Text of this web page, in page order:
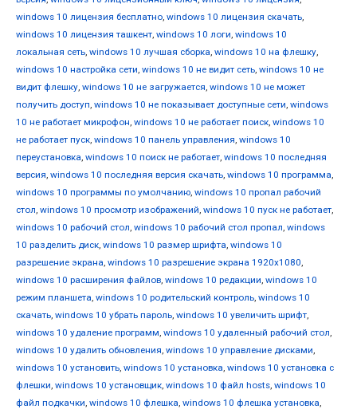
windows 10 лицензия бесплатно, windows 10 лицензия скачать,
windows 10 лицензия ташкент, windows 10 логи, windows 10
локальная сеть, windows 10 лучшая сборка, windows 10 на флешку,
windows 10 настройка сети, windows 10 не видит сеть, windows 10 не
видит флешку, windows 10 не загружается, windows 10 не может
получить доступ, windows 10 не показывает доступные сети, windows
10 не работает микрофон, windows 10 не работает поиск, windows 10
не работает пуск, windows 10 панель управления, windows 10
переустановка, windows 10 поиск не работает, windows 10 последняя
версия, windows 10 последняя версия скачать, windows 10 программа,
windows 10 программы по умолчанию, windows 10 пропал рабочий
стол, windows 10 просмотр изображений, windows 10 пуск не работает,
windows 10 рабочий стол, windows 10 рабочий стол пропал, windows
10 разделить диск, windows 10 размер шрифта, windows 10
разрешение экрана, windows 10 разрешение экрана 1920x1080,
windows 10 расширения файлов, windows 10 редакции, windows 10
режим планшета, windows 10 родительский контроль, windows 10
скачать, windows 10 убрать пароль, windows 10 увеличить шрифт,
windows 10 удаление программ, windows 10 удаленный рабочий стол,
windows 10 удалить обновления, windows 10 управление дисками,
windows 10 установить, windows 10 установка, windows 10 установка с
флешки, windows 10 установщик, windows 10 файл hosts, windows 10
файл подкачки, windows 10 флешка, windows 10 флешка установка,